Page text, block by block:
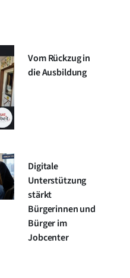
Vom Rückzug in
die Ausbildung
Digitale
Unterstützung
stärkt
Bürgerinnen und
Bürger im
Jobcenter